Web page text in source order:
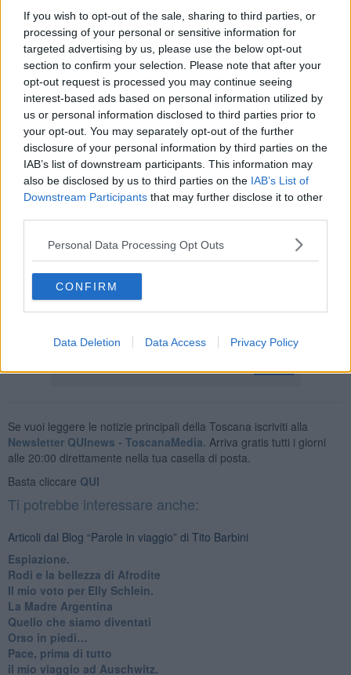
If you wish to opt-out of the sale, sharing to third parties, or
processing of your personal or sensitive information for
targeted advertising by us, please use the below opt-out
section to confirm your selection. Please note that after your
opt-out request is processed you may continue seeing
interest-based ads based on personal information utilized by
us or personal information disclosed to third parties prior to
your opt-out. You may separately opt-out of the further
disclosure of your personal information by third parties on the
IAB’s list of downstream participants. This information may
also be disclosed by us to third parties on the IAB’s List of
Downstream Participants that may further disclose it to other
Personal Data Processing Opt Outs
CONFIRM
Data Deletion Data Access Privacy Policy
progetto di cambiamento, se non si apre un’altra fase, se la scala
delle priorità non si rovescia. Una bella iniezione di fiducia mi è
arrivata dall' ascoltare questa giovane donna. Dal suo sguardo,
dagli occhi che diventano lucidi quando parla di una politica a cui
bisogna dare una nuova dimensione anche etica e culturale. Sulla
sua riscoperta non come mito o come orizzonte irraggiungibile, ma
come consapevolezza della propria vita, come la più grande
passione laica, come costruzione di una nuova soggettività. Come
uno sguardo più profondo attraverso il quale leggere le cose e
quindi agire. Come fusione con la vita, come storia in atto. Ma
soprattutto non c’è sinistra che possa permettersi di guardare al
futuro senza ricostruire i valori e le ragioni di un nuovo
“umanesimo”. Nuove culture dei diritti e dei doveri, nuova idea della
sinistra: calde, vere, emozionanti che danno un senso a una
speranza di un paese diverso.
Se vuoi leggere le notizie principali della Toscana iscriviti alla
Newsletter QUInews - ToscanaMedia. Arriva gratis tutti i giorni
alle 20:00 direttamente nella tua casella di posta.
Basta cliccare QUI
Ti potrebbe interessare anche:
Articoli dal Blog “Parole in viaggio” di Tito Barbini
Espiazione.
Rodi e la bellezza di Afrodite
​Il mio voto per Elly Schlein.
​La Madre Argentina
Quello che siamo diventati
Orso in piedi…
​Pace, prima di tutto
​il mio viaggio ad Auschwitz.